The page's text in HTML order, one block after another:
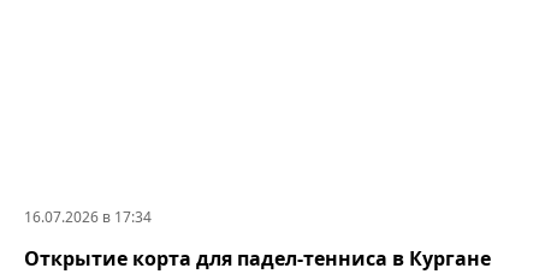
16.07.2026 в 17:34
Открытие корта для падел-тенниса в Кургане